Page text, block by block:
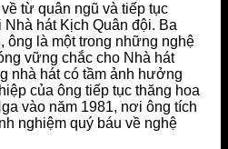
từ quân ngũ và tiếp tục
Nhà hát Kịch Quân đội. Ba
ông là một trong những nghệ
vững chắc cho Nhà hát
nhà hát có tầm ảnh hưởng
của ông tiếp tục thăng hoa
vào năm 1981, nơi ông tích
nghiệm quý báu về nghệ